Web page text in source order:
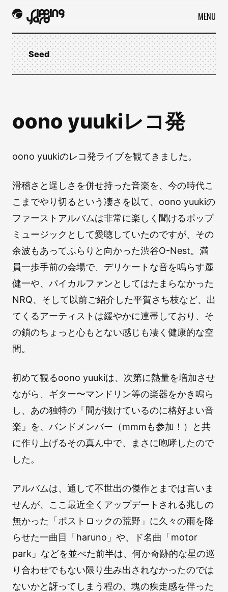
MENU
Seed
oono yuukiレコ発
oono yuukiのレコ発ライブを観てきました。
滑稽さと逞しさを併せ持った音楽を、今の時代こ
こまでやり切るという凄さを以て、oono yuukiの
ファーストアルバムは非常に楽しく聞けるポップ
ミュージックとして愛聴していたのですが、その
余波もあってふらりと向かった渋谷O-Nest。満
員一歩手前の会場で、デリケートな音を鳴らす麓
健一や、パイカルファンとしてはたまらなかった
NRQ、そして以前ご紹介した平賀さち枝など、出
てくるアーティストは緩やかに連帯しており、そ
の鎖のちょっと心もとない感じも凄く健康的な空
間。
初めて観るoono yuukiは、次第に熱量を増加させ
ながら、ギター〜マンドリン等の楽器をかき鳴ら
し、あの独特の「間が抜けているのに格好よい音
楽」を、バンドメンバー（mmmも参加！）と共
に作り上げるその真ん中で、まさに咆哮したので
した。
アルバムは、通して不世出の傑作とまでは言いま
せんが、ここ最近全くアップデートされる兆しの
無かった「ポストロックの荒野」に久々の雨を降
らせた一曲目「haruno」や、ド名曲「motor
park」などを並べた前半は、何か奇跡的な星の巡
り合わせでもない限り生み出されなかったのでは
ないかと訝ってしまう程の、塊の疾走感を伴った